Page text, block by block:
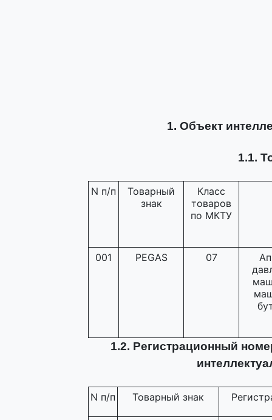
1. Объект
1.1.
N п/п
Товарный
знак
Класс
товаров
по МКТУ
001 PEGAS 07
1.2. Регистрационный
N п/п Товарный знак